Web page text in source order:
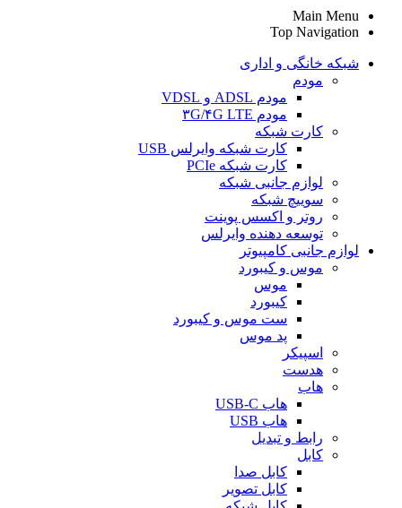
Main Menu
Top Navigation
شبکه خانگی و اداری
مودم
مودم ADSL و VDSL
مودم ۳G/۴G LTE
کارت شبکه
کارت شبکه وایرلس USB
کارت شبکه PCIe
لوازم جانبی شبکه
سوییچ شبکه
روتر و اکسس پوینت
توسعه دهنده وایرلس
لوازم جانبی کامپیوتر
موس و کیبورد
موس
کیبورد
ست موس و کیبورد
پد موس
اسپیکر
هدست
هاب
هاب USB-C
هاب USB
رابط و تبدیل
کابل
کابل صدا
کابل تصویر